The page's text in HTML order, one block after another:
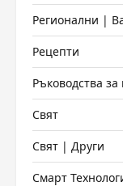
Регионални |
Рецепти
Ръководства за
Свят
Свят | Други
Смарт